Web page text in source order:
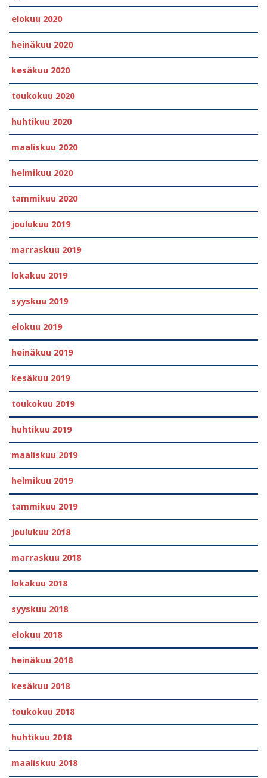
elokuu 2020
heinäkuu 2020
kesäkuu 2020
toukokuu 2020
huhtikuu 2020
maaliskuu 2020
helmikuu 2020
tammikuu 2020
joulukuu 2019
marraskuu 2019
lokakuu 2019
syyskuu 2019
elokuu 2019
heinäkuu 2019
kesäkuu 2019
toukokuu 2019
huhtikuu 2019
maaliskuu 2019
helmikuu 2019
tammikuu 2019
joulukuu 2018
marraskuu 2018
lokakuu 2018
syyskuu 2018
elokuu 2018
heinäkuu 2018
kesäkuu 2018
toukokuu 2018
huhtikuu 2018
maaliskuu 2018